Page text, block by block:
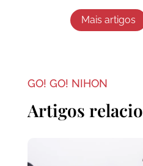
Mais artigos
GO! GO! NIHON
Artigos